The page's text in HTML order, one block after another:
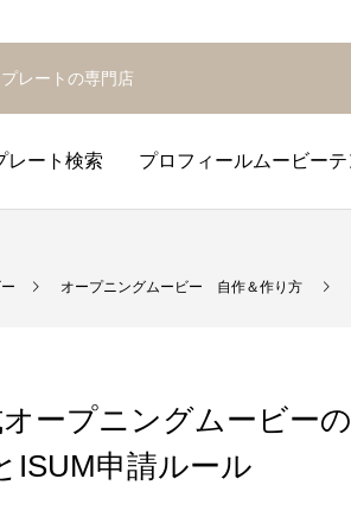
レートの専門店
レート検索 プロフィールムービーテ
オープニングムービー 自作＆作り方
ープニングムービー
ISUM申請ルール